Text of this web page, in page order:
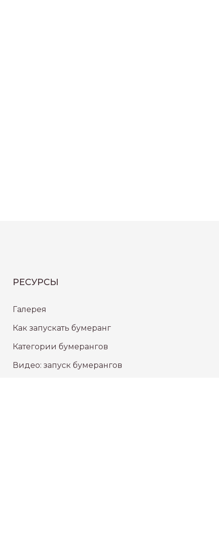
РЕСУРСЫ
Галерея
Как запускать бумеранг
Категории бумерангов
Видео: запуск бумерангов